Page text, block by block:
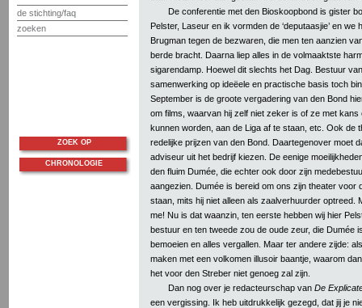
de stichting/faq
zoeken
De conferentie met den Bioskoopbond is gister
Pelster, Laseur en ik vormden de ‘deputaasjie’ en we
Brugman tegen de bezwaren, die men ten aanzien
berde bracht. Daarna liep alles in de volmaaktste
sigarendamp. Hoewel dit slechts het Dag. Bestuur
samenwerking op ideëele en practische basis toch
September is de groote vergadering van den Bond
om films, waarvan hij zelf niet zeker is of ze met
kunnen worden, aan de Liga af te staan, etc. Ook de
redelijke prijzen van den Bond. Daartegenover moet
adviseur uit het bedrijf kiezen. De eenige
den fluim Dumée, die echter ook door zijn
aangezien. Dumée is bereid om ons zijn theater voor
staan, mits hij niet alleen als zaalverhuurder optreed.
me! Nu is dat waanzin, ten eerste hebben wij hier
bestuur en ten tweede zou de oude zeur, die Dumée
bemoeien en alles vergallen. Maar ter andere zijde:
maken met een volkomen illusoir baantje, waarom
het voor den Streber niet genoeg zal zijn.
Dan nog over je redacteurschap van De
een vergissing. Ik heb uitdrukkelijk gezegd, dat jij je
ZOEK OP
CHRONOLOGIE